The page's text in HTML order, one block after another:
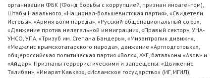
организации ФБК (Фонд борьбы с коррупцией, признан иноагентом),
Штабы Навального, «Национал-большевистская партия», «Свидетели
Иеговы», «Армия воли народа», «Русский общенациональный союз»,
«Движение против нелегальной иммиграции», «Правый сектор», УНА-
УНСО, УПА, «Тризуб им. Степана Бандеры», «Мизантропик дивижн»,
«Меджлис крымскотатарского народа», движение «Артподготовка»,
общероссийская политическая партия «Воля», АУЕ, батальоны «Азов» и
«Айдар». Признаны террористическими и запрещены: «Движение
Талибан», «Имарат Кавказ», «Исламское государство» (ИГ, ИГИЛ),